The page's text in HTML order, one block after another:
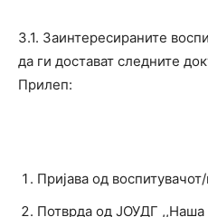
3.1. Заинтересираните
да ги достават следните
Прилеп:
Пријава од
Потврда од ЈОУДГ ,,Наша